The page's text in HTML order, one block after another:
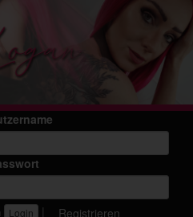
| Registrieren